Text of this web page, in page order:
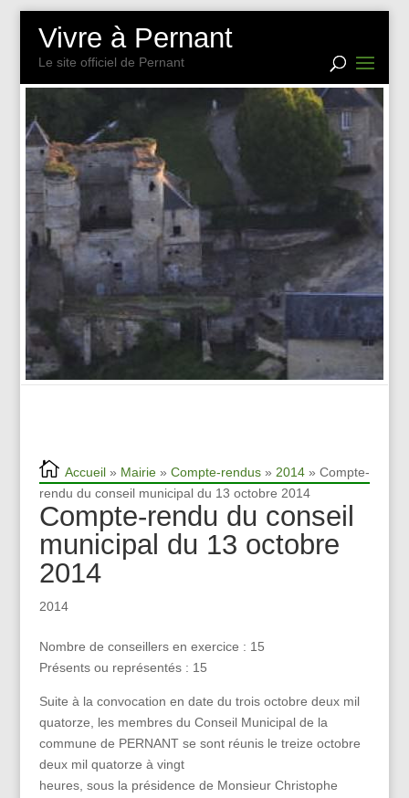
Vivre à Pernant
Le site officiel de Pernant
Accueil» Mairie» Compte-rendus» 2014» Compte-
rendu du conseil municipal du 13 octobre 2014
Compte-rendu du conseil
municipal du 13 octobre
2014
2014
Nombre de conseillers en exercice : 15
Présents ou représentés : 15
Suite à la convocation en date du trois octobre deux mil
quatorze, les membres du Conseil Municipal de la
commune de PERNANT se sont réunis le treize octobre
deux mil quatorze à vingt
heures, sous la présidence de Monsieur Christophe